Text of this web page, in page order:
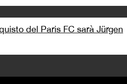
del Paris FC sarà Jürgen